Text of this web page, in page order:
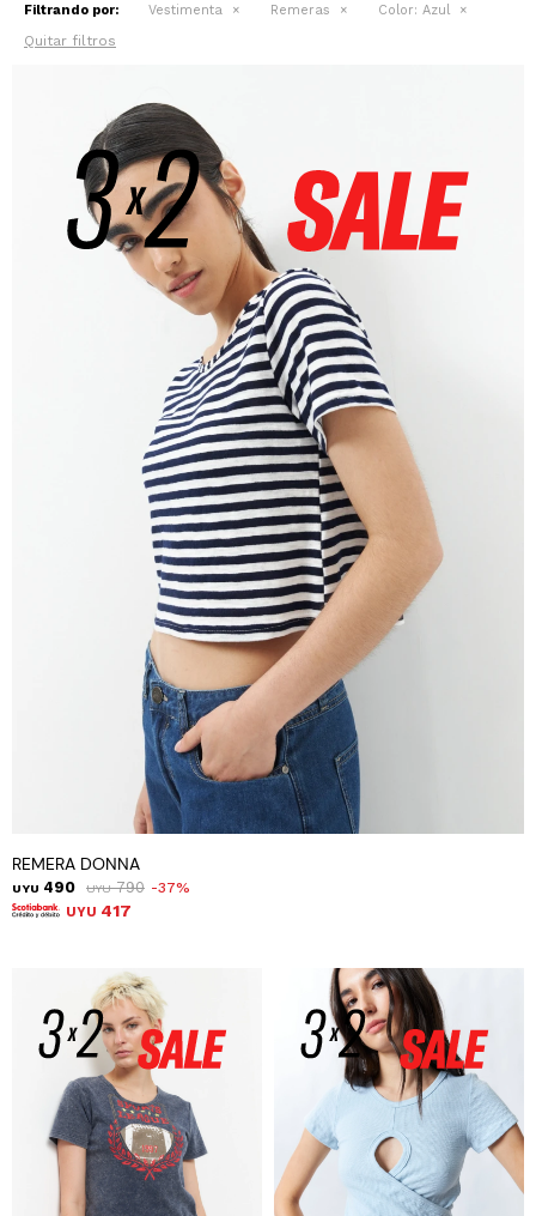
Filtrando por: Vestimenta Remeras Color: Azul
Quitar filtros
REMERA DONNA
UYU 490 UYU 790 37
UYU 417